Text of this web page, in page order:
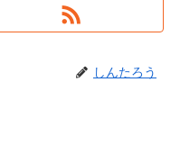
しんたろう